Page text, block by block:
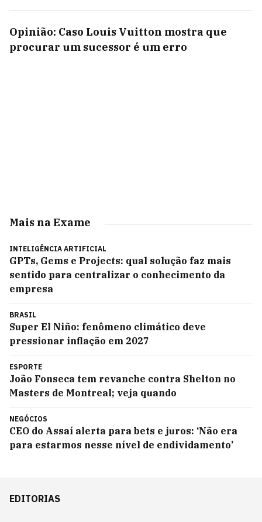
Opinião: Caso Louis Vuitton mostra que
procurar um sucessor é um erro
Mais na Exame
INTELIGÊNCIA ARTIFICIAL
GPTs, Gems e Projects: qual solução faz mais
sentido para centralizar o conhecimento da
empresa
BRASIL
Super El Niño: fenômeno climático deve
pressionar inflação em 2027
ESPORTE
João Fonseca tem revanche contra Shelton no
Masters de Montreal; veja quando
NEGÓCIOS
CEO do Assaí alerta para bets e juros: ‘Não era
para estarmos nesse nível de endividamento’
EDITORIAS